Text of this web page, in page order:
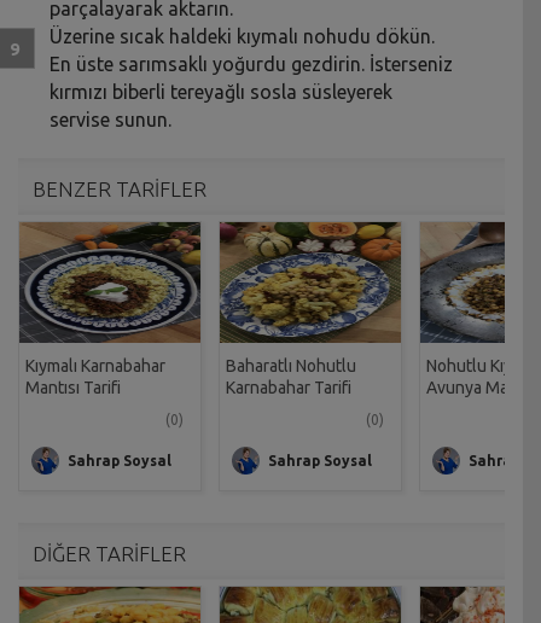
parçalayarak aktarın.
Üzerine sıcak haldeki kıymalı nohudu dökün.
En üste sarımsaklı yoğurdu gezdirin. İsterseniz
kırmızı biberli tereyağlı sosla süsleyerek
servise sunun.
BENZER TARİFLER
Kıymalı Karnabahar
Mantısı Tarifi
(0)
Sahrap Soysal
Baharatlı Nohutlu
Karnabahar Tarifi
(0)
Sahrap Soysal
Nohutlu Kıymalı
Avunya
Sahrap
DİĞER TARİFLER